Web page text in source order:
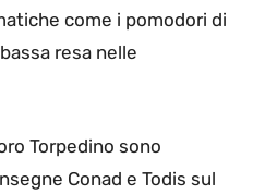
come i pomodori di
resa nelle
Torpedino sono
Conad e Todis sul